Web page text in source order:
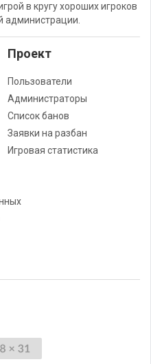
в кругу хороших игроков
администрации.
Проект
Пользователи
Администраторы
Список банов
Заявки на разбан
Игровая статистика